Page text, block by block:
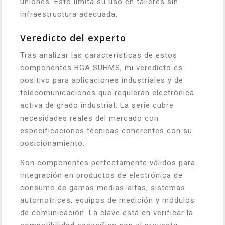
infraestructura adecuada.
Veredicto del experto
Tras analizar las características de estos
componentes BGA SUHMS, mi veredicto es
positivo para aplicaciones industriales y de
telecomunicaciones que requieran electrónica
activa de grado industrial. La serie cubre
necesidades reales del mercado con
especificaciones técnicas coherentes con su
posicionamiento.
Son componentes perfectamente válidos para
integración en productos de electrónica de
consumo de gamas medias-altas, sistemas
automotrices, equipos de medición y módulos
de comunicación. La clave está en verificar la